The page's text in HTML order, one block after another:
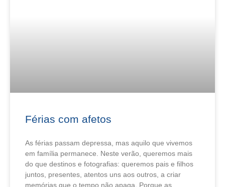
Férias com afetos
As férias passam depressa, mas aquilo que vivemos
em família permanece. Neste verão, queremos mais
do que destinos e fotografias: queremos pais e filhos
juntos, presentes, atentos uns aos outros, a criar
memórias que o tempo não apaga. Porque as